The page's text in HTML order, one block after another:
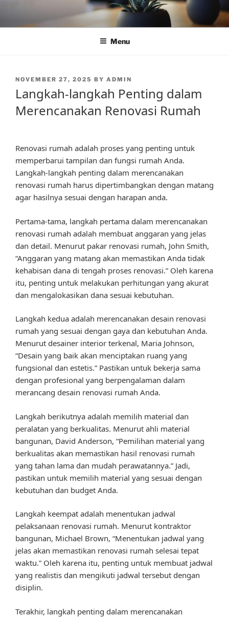
content
Menu
POSTED
NOVEMBER 27, 2025 BY ADMIN
Langkah-langkah Penting dalam
Merencanakan Renovasi Rumah
Renovasi rumah adalah proses yang penting untuk
memperbarui tampilan dan fungsi rumah Anda.
Langkah-langkah penting dalam merencanakan
renovasi rumah harus dipertimbangkan dengan matang
agar hasilnya sesuai dengan harapan anda.
Pertama-tama, langkah pertama dalam merencanakan
renovasi rumah adalah membuat anggaran yang jelas
dan detail. Menurut pakar renovasi rumah, John Smith,
“Anggaran yang matang akan memastikan Anda tidak
kehabisan dana di tengah proses renovasi.” Oleh karena
itu, penting untuk melakukan perhitungan yang akurat
dan mengalokasikan dana sesuai kebutuhan.
Langkah kedua adalah merencanakan desain renovasi
rumah yang sesuai dengan gaya dan kebutuhan Anda.
Menurut desainer interior terkenal, Maria Johnson,
“Desain yang baik akan menciptakan ruang yang
fungsional dan estetis.” Pastikan untuk bekerja sama
dengan profesional yang berpengalaman dalam
merancang desain renovasi rumah Anda.
Langkah berikutnya adalah memilih material dan
peralatan yang berkualitas. Menurut ahli material
bangunan, David Anderson, “Pemilihan material yang
berkualitas akan memastikan hasil renovasi rumah
yang tahan lama dan mudah perawatannya.” Jadi,
pastikan untuk memilih material yang sesuai dengan
kebutuhan dan budget Anda.
Langkah keempat adalah menentukan jadwal
pelaksanaan renovasi rumah. Menurut kontraktor
bangunan, Michael Brown, “Menentukan jadwal yang
jelas akan memastikan renovasi rumah selesai tepat
waktu.” Oleh karena itu, penting untuk membuat jadwal
yang realistis dan mengikuti jadwal tersebut dengan
disiplin.
Terakhir, langkah penting dalam merencanakan